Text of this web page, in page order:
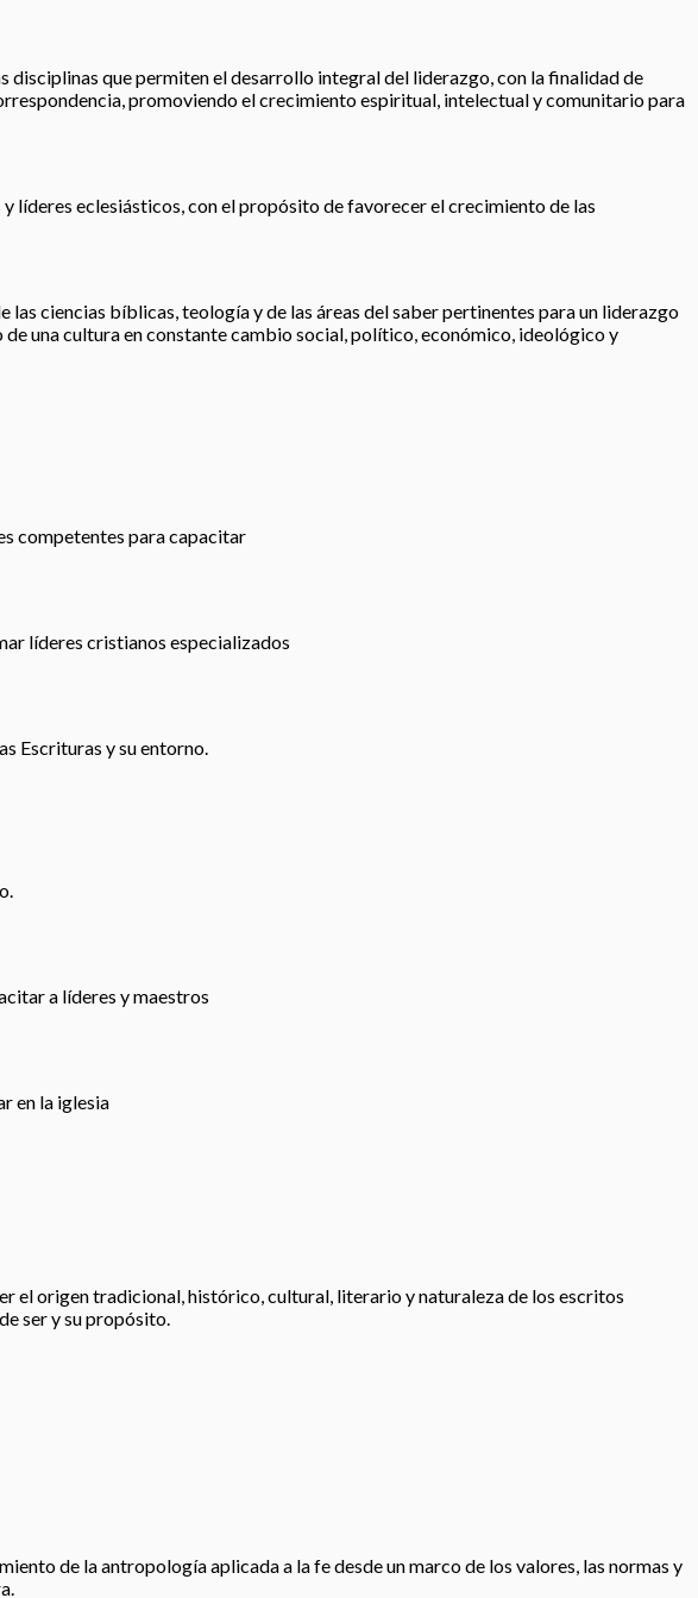
disciplinas que permiten el desarrollo integral del liderazgo, con la finalidad de
promoviendo el crecimiento espiritual, intelectual y comunitario para
líderes eclesiásticos, con el propósito de favorecer el crecimiento de las
ciencias bíblicas, teología y de las áreas del saber pertinentes para un liderazgo
una cultura en constante cambio social, político, económico, ideológico y
competentes para capacitar
líderes cristianos especializados
Escrituras y su entorno.
a líderes y maestros
en la iglesia
el origen tradicional, histórico, cultural, literario y naturaleza de los escritos
ser y su propósito.
de la antropología aplicada a la fe desde un marco de los valores, las normas y